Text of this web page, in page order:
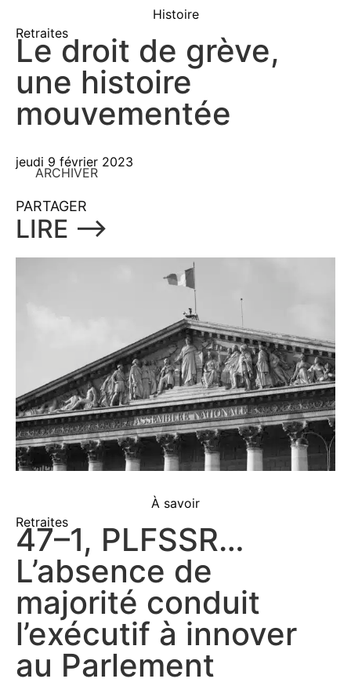
Histoire
Retraites
Le droit de grève,
une histoire
mouvementée
jeudi 9 février 2023
ARCHIVER
PARTAGER
LIRE ⟶
À savoir
Retraites
47–1, PLFSSR…
L’absence de
majorité conduit
l’exécutif à innover
au Parlement